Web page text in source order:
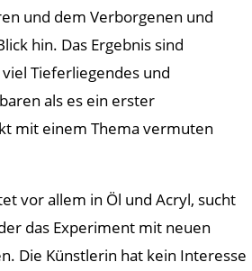
und dem Verborgenen und
hin. Das Ergebnis sind
Tieferliegendes und
als es ein erster
mit einem Thema vermuten
vor allem in Öl und Acryl, sucht
das Experiment mit neuen
Die Künstlerin hat kein Interesse